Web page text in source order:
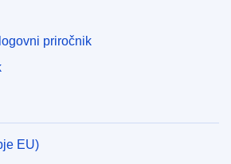
d24b-11ef-be2a-01aa75ed71a1
ea36-11ef-b5e9-01aa75ed71a1
4158-11f0-b9f2-01aa75ed71a1
6e54-11f0-bf4e-01aa75ed71a1
priročnik
EU)